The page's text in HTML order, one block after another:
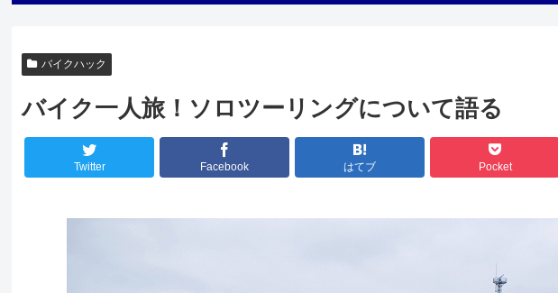
バイクハック
バイク一人旅！ソロツーリングについて語る
Twitter Facebook はてブ Pocket